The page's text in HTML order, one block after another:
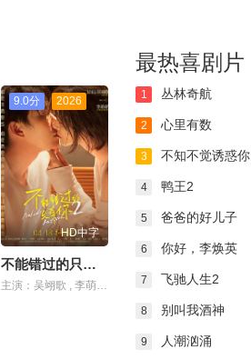
9.0分 2026
HD中字
不能错过的只有你2
主演：吴翊歌 , 李萌萌 , 杨业明 , 刘流 , 陶红 , 赵熙玥 , 黄品沅 , 赵晋 , 田东霖 , 赵汉军 , 王彩平
最热喜剧片
1 丛林奇航
2 心里有数
3 不知不觉诱惑你
4 鸭王2
5 爸爸的好儿子
6 你好，李焕英
7 飞驰人生2
8 别叫我酒神
9 人潮汹涌